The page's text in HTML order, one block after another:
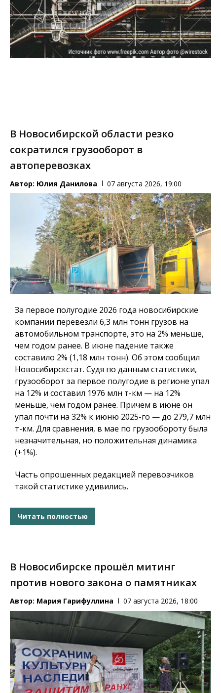
В Новосибирской области резко
сократился грузооборот в
автоперевозках
Автор: Юлия Данилова 07 августа 2026, 19:00
За первое полугодие 2026 года новосибирские
компании перевезли 6,3 млн тонн грузов на
автомобильном транспорте, это на 2% меньше,
чем годом ранее. В июне падение также
составило 2% (1,18 млн тонн). Об этом сообщил
Новосибирскстат. Судя по данным статистики,
грузооборот за первое полугодие в регионе упал
на 12% и составил 1976 млн т-км — на 12%
меньше, чем годом ранее. Причем в июне он
упал почти на 32% к июню 2025-го — до 279,7 млн
т-км. Для сравнения, в мае по грузообороту была
незначительная, но положительная динамика
(+1%).
Часть опрошенных редакцией перевозчиков
такой статистике удивились.
Читать полностью
В Новосибирске прошёл митинг
против нового закона о памятниках
Автор: Мария Гарифуллина 07 августа 2026, 18:00